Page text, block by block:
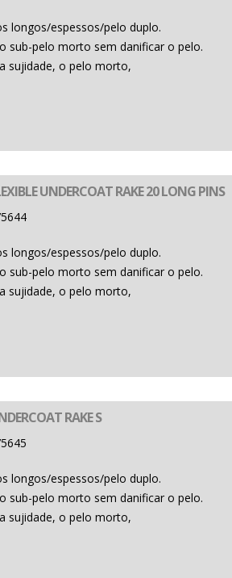
longos/espessos/pelo duplo.
sub-pelo morto sem danificar o pelo.
sujidade, o pelo morto,
UNDERCOAT RAKE 20 LONG PINS
longos/espessos/pelo duplo.
sub-pelo morto sem danificar o pelo.
sujidade, o pelo morto,
RAKE S
longos/espessos/pelo duplo.
sub-pelo morto sem danificar o pelo.
sujidade, o pelo morto,